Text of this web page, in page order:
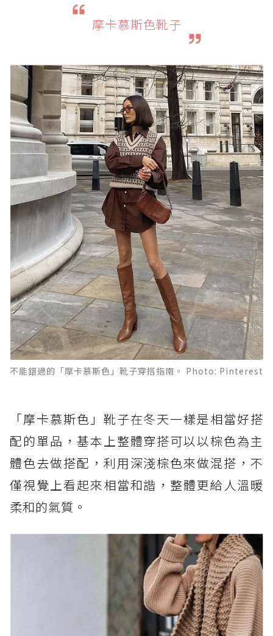
摩卡慕斯色靴子
不能錯過的「摩卡慕斯色」靴子穿搭指南。 Photo: Pinterest
「摩卡慕斯色」靴子在冬天一樣是相當好搭
配的單品，基本上整體穿搭可以以棕色為主
體色去做搭配，利用深淺棕色來做混搭，不
僅視覺上看起來相當和諧，整體更給人溫暖
柔和的氣質。